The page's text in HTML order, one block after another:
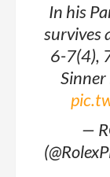
In his
survives
6-7(4),
Sinner
—